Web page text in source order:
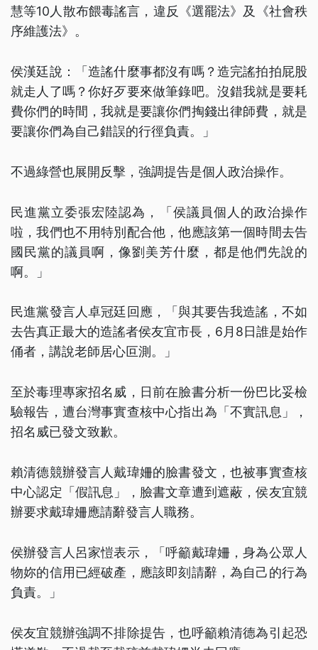
慧等10人散布餵毒謠言，違反《選罷法》及《社會秩
序維護法》。
侯漢廷說：「造謠什麼事都沒有嗎？造完謠拍拍屁股
就走人了嗎？你好歹要來做筆錄吧。沒錯我就是要耗
費你們的時間，我就是要讓你們掏錢出律師費，就是
要讓你們為自己錯誤的行徑負責。」
不過綠營也展開反擊，強調提告是個人政治操作。
民進黨立委張宏陸認為，「侯議員個人的政治操作
啦，我們也不用特別配合他，他應該第一個時間去告
國民黨的議員啊，像劉美芳什麼，都是他們先說的
啊。」
民進黨發言人卓冠廷回應，「與其要告我造謠，不如
去告真正最大的造謠者侯友宜市長，6月8日誰是始作
俑者，講說老師居心叵測。」
至於毒理專家招名威，日前在臉書分析一份巴比妥檢
驗報告，遭台灣事實查核中心指出為「不實訊息」，
招名威已發文致歉。
賴清德競辦發言人戴瑋姍的臉書發文，也被事實查核
中心認定「假訊息」，臉書文章遭到遮蔽，侯友宜競
辦要求戴瑋姍應請辭發言人職務。
侯辦發言人呂家愷表示，「呼籲戴瑋姍，身為公眾人
物妳的信用已經破產，應該即刻請辭，為自己的行為
負責。」
侯友宜競辦強調不排除提告，也呼籲賴清德為引起恐